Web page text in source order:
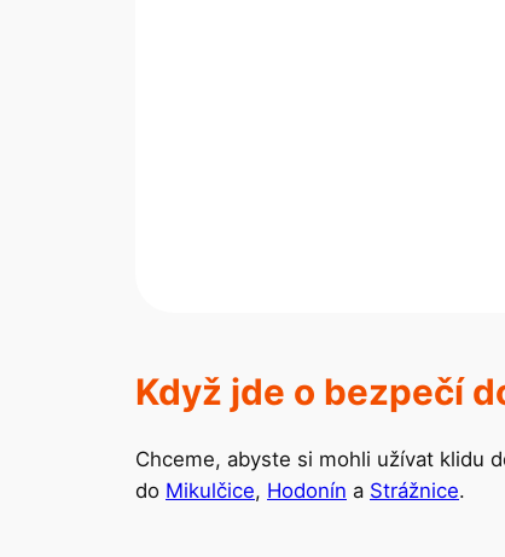
Když jde o bezpečí
Chceme, abyste si mohli užívat klidu
do Mikulčice, Hodonín a Strážnice.